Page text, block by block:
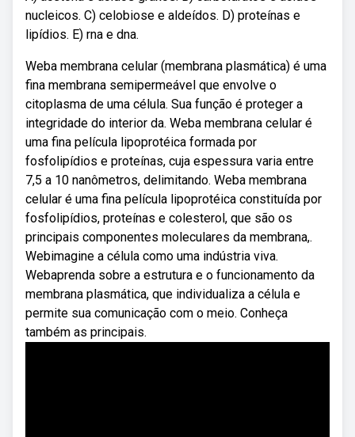
nucleicos. C) celobiose e aldeídos. D) proteínas e
lipídios. E) rna e dna.
Weba membrana celular (membrana plasmática) é uma
fina membrana semipermeável que envolve o
citoplasma de uma célula. Sua função é proteger a
integridade do interior da. Weba membrana celular é
uma fina película lipoprotéica formada por
fosfolipídios e proteínas, cuja espessura varia entre
7,5 a 10 nanômetros, delimitando. Weba membrana
celular é uma fina película lipoprotéica constituída por
fosfolipídios, proteínas e colesterol, que são os
principais componentes moleculares da membrana,.
Webimagine a célula como uma indústria viva.
Webaprenda sobre a estrutura e o funcionamento da
membrana plasmática, que individualiza a célula e
permite sua comunicação com o meio. Conheça
também as principais.